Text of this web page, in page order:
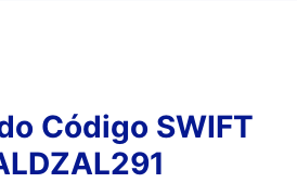
Código SWIFT